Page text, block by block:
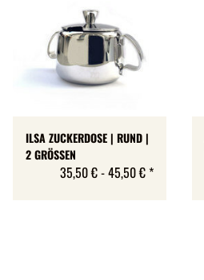
ILSA ZUCKERDOSE | RUND |
2 GRÖSSEN
35,50 € -45,50 € *